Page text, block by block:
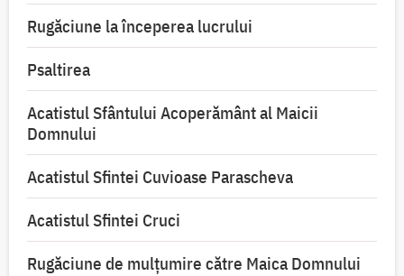
Rugăciune la începerea lucrului
Psaltirea
Acatistul Sfântului Acoperământ al Maicii
Domnului
Acatistul Sfintei Cuvioase Parascheva
Acatistul Sfintei Cruci
Rugăciune de mulţumire către Maica Domnului